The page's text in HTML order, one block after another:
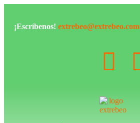
¡Escríbenos! extrebeo@extrebeo.com